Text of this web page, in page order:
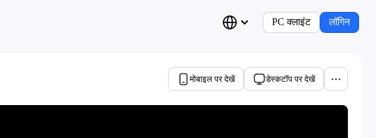
PC क्लाइंट लॉगिन
मोबाइल पर देखें डेस्कटॉप पर देखें